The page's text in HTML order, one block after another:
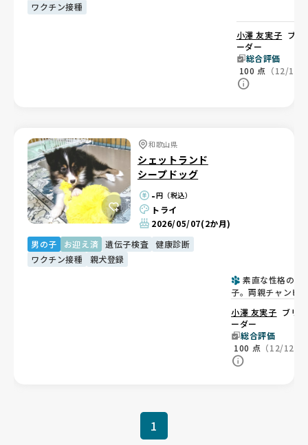
ワクチン接種
小澤 友実子 ブリ
ーダー
総合評価
100 点 （12/12）
和歌山県
シェットランド
シープドッグ
-円（税込）
トライ
2026/05/07(2か月)
男の子
お迎え済 遺伝子検査
健康診断
ワクチン接種
親犬登録
素直な性格の男
子。両親チャンピ
小澤 友実子 ブリ
ーダー
総合評価
100 点 （12/12）
1